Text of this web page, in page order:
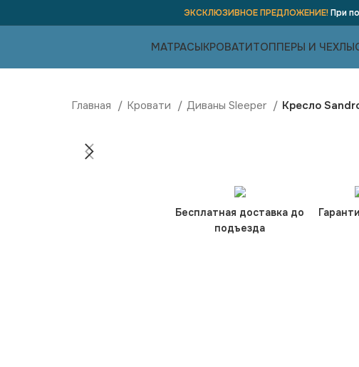
ЭКСКЛЮЗИВНОЕ ПРЕДЛОЖЕНИЕ! При
МАТРАСЫКРОВАТИТОППЕРЫ И ЧЕХЛЫ
Главная Кровати Диваны Sleeper Кресло
Бесплатная доставка до
подъезда